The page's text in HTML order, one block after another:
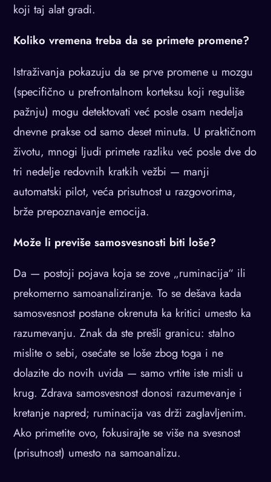
koji taj alat gradi.
Koliko vremena treba da se primete promene?
Istraživanja pokazuju da se prve promene u mozgu
(specifično u prefrontalnom korteksu koji reguliše
pažnju) mogu detektovati već posle osam nedelja
dnevne prakse od samo deset minuta. U praktičnom
životu, mnogi ljudi primete razliku već posle dve do
tri nedelje redovnih kratkih vežbi — manji
automatski pilot, veća prisutnost u razgovorima,
brže prepoznavanje emocija.
Može li previše samosvesnosti biti loše?
Da — postoji pojava koja se zove „ruminacija“ ili
prekomerno samoanaliziranje. To se dešava kada
samosvesnost postane okrenuta ka kritici umesto ka
razumevanju. Znak da ste prešli granicu: stalno
mislite o sebi, osećate se loše zbog toga i ne
dolazite do novih uvida — samo vrtite iste misli u
krug. Zdrava samosvesnost donosi razumevanje i
kretanje napred; ruminacija vas drži zaglavljenim.
Ako primetite ovo, fokusirajte se više na svesnost
(prisutnost) umesto na samoanalizu.